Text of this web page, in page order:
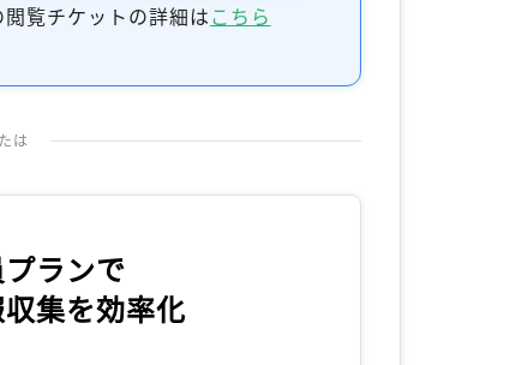
閲覧チケットの詳細はこちら
は
ランで
集を効率化